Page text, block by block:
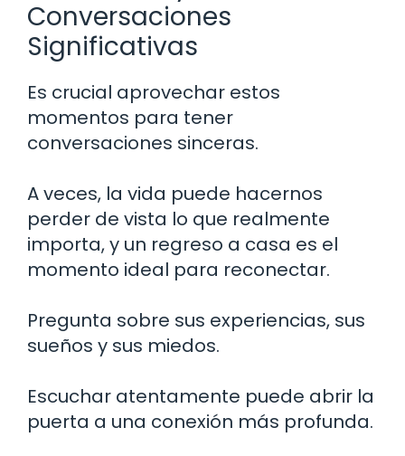
Conversaciones
Significativas
Es crucial aprovechar estos
momentos para tener
conversaciones sinceras.
A veces, la vida puede hacernos
perder de vista lo que realmente
importa, y un regreso a casa es el
momento ideal para reconectar.
Pregunta sobre sus experiencias, sus
sueños y sus miedos.
Escuchar atentamente puede abrir la
puerta a una conexión más profunda.